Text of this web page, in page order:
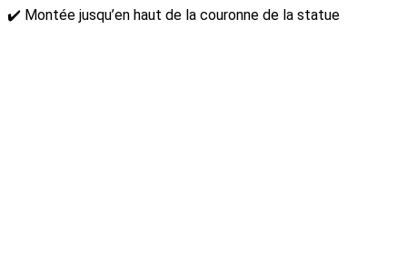
✔️ Montée jusqu’en haut de la couronne de la statue